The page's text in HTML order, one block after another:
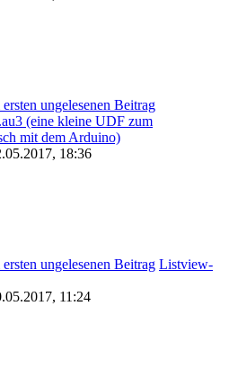
(eine kleine UDF zum
mit dem Arduino)
18:36
Listview-
11:24